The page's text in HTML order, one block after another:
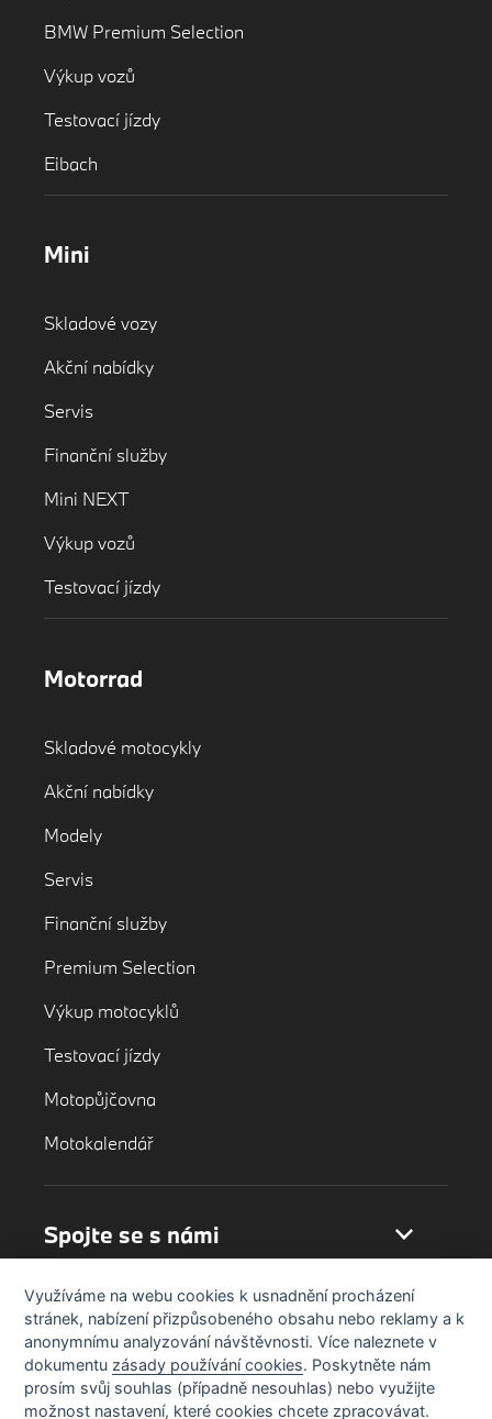
BMW Premium Selection
Výkup vozů
Testovací jízdy
Eibach
Mini
Skladové vozy
Akční nabídky
Servis
Finanční služby
Mini NEXT
Výkup vozů
Testovací jízdy
Motorrad
Skladové motocykly
Akční nabídky
Modely
Servis
Finanční služby
Premium Selection
Výkup motocyklů
Testovací jízdy
Motopůjčovna
Motokalendář
Spojte se s námi
Využíváme na webu cookies k usnadnění procházení
stránek, nabízení přizpůsobeného obsahu nebo reklamy a k
anonymnímu analyzování návštěvnosti. Více naleznete v
dokumentu zásady používání cookies. Poskytněte nám
prosím svůj souhlas (případně nesouhlas) nebo využijte
možnost nastavení, které cookies chcete zpracovávat.